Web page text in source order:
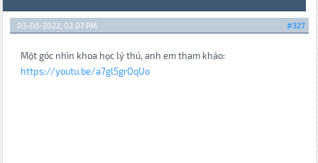
#327
03-06-2022, 02:07 PM
Một góc nhìn khoa học lý thú, anh em tham khảo:
https://youtu.be/a7gl5grOqUo